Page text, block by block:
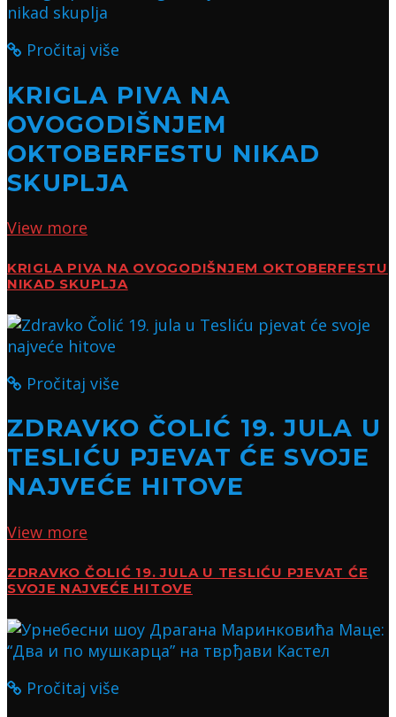
Pročitaj više
KRIGLA PIVA NA
OVOGODIŠNJEM
OKTOBERFESTU NIKAD
SKUPLJA
View more
KRIGLA PIVA NA OVOGODIŠNJEM OKTOBERFESTU
NIKAD SKUPLJA
Pročitaj više
ZDRAVKO ČOLIĆ 19. JULA U
TESLIĆU PJEVAT ĆE SVOJE
NAJVEĆE HITOVE
View more
ZDRAVKO ČOLIĆ 19. JULA U TESLIĆU PJEVAT ĆE
SVOJE NAJVEĆE HITOVE
Pročitaj više